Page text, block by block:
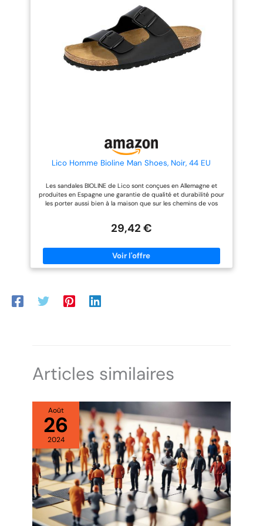
fonction d'amortissement, elle
offre une adhérence durable à
vos pieds, idéale pour la marche,
le shopping et les moments de
détente. Et nous ferons tout
notre possible pour vous
variations de couleurs et
fermetures pour s’accorder avec
toutes vos
tenues,classiques,bohèmes,tend
ance et rester confortable en
toutes occasion
Lico Homme Bioline Man Shoes, Noir, 44 EU
Les sandales BIOLINE de Lico sont conçues en Allemagne et
produites en Espagne une garantie de qualité et durabilité pour
les porter aussi bien à la maison que sur les chemins de vos
réduire la pression sur les articulations Elle aide aussi à soutenir
ajustables pour maintenir le pied comme dans un chausson Ce
modèle est disponible en plus de 8 variations de couleurs et
fermetures pour s’accorder avec toutes vos
tenues,classiques,bohèmes,tendance et rester confortable en
29,42 €
Articles similaires
Août
26
2024